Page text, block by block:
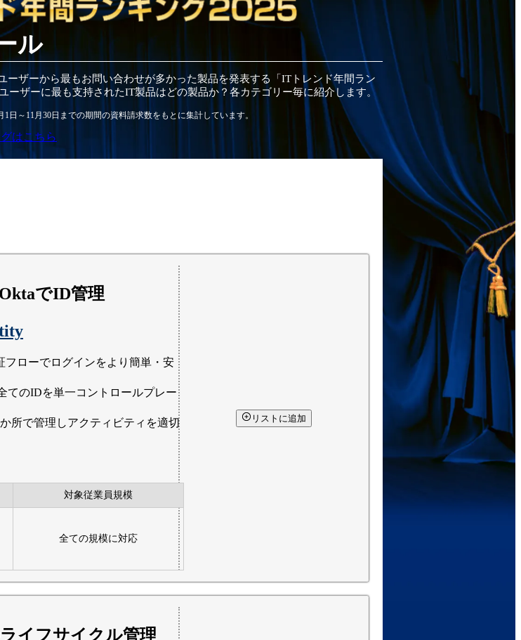
ル
ーザーから最もお問い合わせが多かった製品を発表する「ITトレンド年間ラン
ーザーに最も支持されたIT製品はどの製品か？各カテゴリー毎に紹介します。
1日～ 11月30日 までの期間の資料請求数をもとに集計しています。
はこちら
でID管理
フローでログインをより簡単・安
てのIDを単一コントロールプレー
所で管理しアクティビティを適切
対象従業員規模
全ての規模に対応
リストに追加
イフサイクル管理